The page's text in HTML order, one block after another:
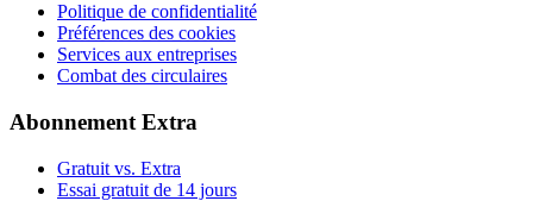
Politique de confidentialité
Préférences des cookies
Services aux entreprises
Combat des circulaires
Abonnement Extra
Gratuit vs. Extra
Essai gratuit de 14 jours